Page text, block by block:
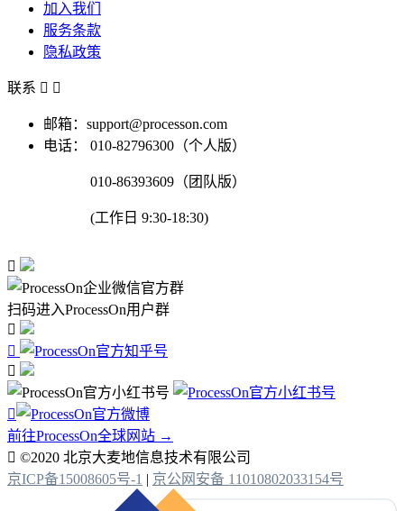
加入我们
服务条款
隐私政策
联系  
邮箱：support@processon.com
电话：
010-82796300（个人版）
010-86393609（团队版）
(工作日 9:30-18:30)

扫码进入ProcessOn用户群




前往ProcessOn全球网站 →
 ©2020 北京大麦地信息技术有限公司
京ICP备15008605号-1 | 京公网安备 11010802033154号